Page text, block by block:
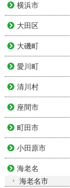
横浜市
大田区
大磯町
愛川町
清川村
座間市
町田市
小田原市
海老名
海老名市